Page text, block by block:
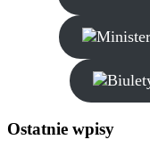
Ostatnie wpisy